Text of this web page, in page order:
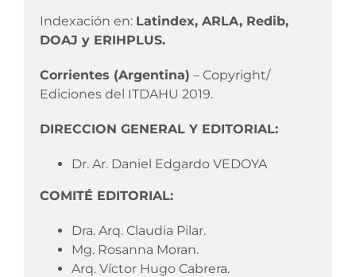
Indexación en: Latindex, ARLA, Redib,
DOAJ y ERIHPLUS.
Corrientes (Argentina) – Copyright/
Ediciones del ITDAHU 2019.
DIRECCION GENERAL Y EDITORIAL:
Dr. Ar. Daniel Edgardo VEDOYA
COMITÉ EDITORIAL:
Dra. Arq. Claudia Pilar.
Mg. Rosanna Moran.
Arq. Víctor Hugo Cabrera.